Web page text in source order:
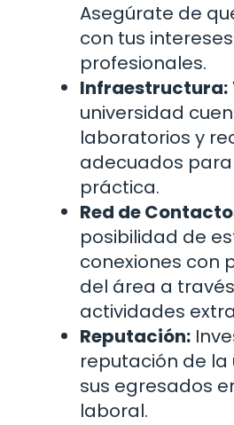
Asegúrate de
con tus
profesionales.
Infraestructura:
universidad
laboratorios y
adecuados
práctica.
Red de
posibilidad de
conexiones con
del área a
actividades
Reputación:
reputación de la
sus egresados
laboral.